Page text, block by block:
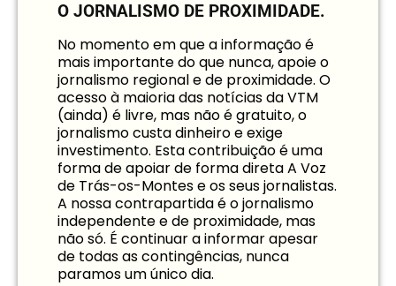
O JORNALISMO DE PROXIMIDADE.
No momento em que a informação é
mais importante do que nunca, apoie o
jornalismo regional e de proximidade. O
acesso à maioria das notícias da VTM
(ainda) é livre, mas não é gratuito, o
jornalismo custa dinheiro e exige
investimento. Esta contribuição é uma
forma de apoiar de forma direta A Voz
de Trás-os-Montes e os seus jornalistas.
A nossa contrapartida é o jornalismo
independente e de proximidade, mas
não só. É continuar a informar apesar
de todas as contingências, nunca
paramos um único dia.